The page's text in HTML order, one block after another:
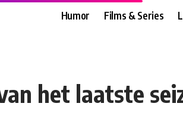
Humor Films & Series
het laatste